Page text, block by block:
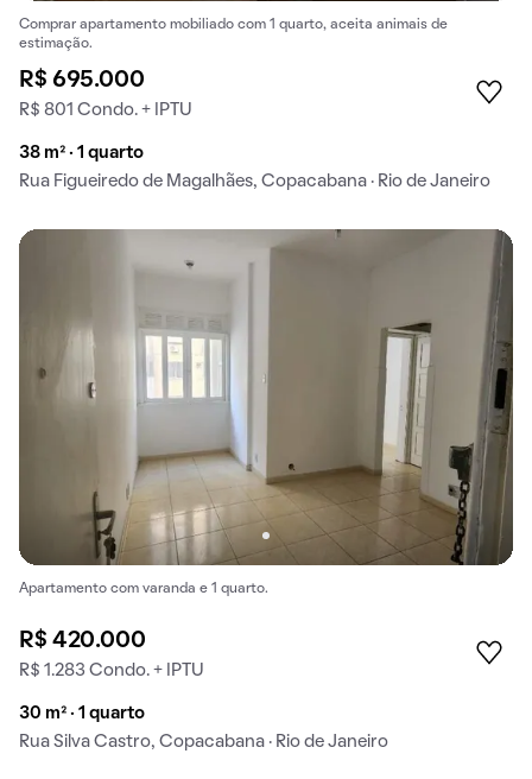
Comprar apartamento mobiliado com 1 quarto, aceita animais de
estimação.
R$ 695.000
R$ 801 Condo. + IPTU
38 m² · 1 quarto
Rua Figueiredo de Magalhães, Copacabana · Rio de Janeiro
Apartamento com varanda e 1 quarto.
R$ 420.000
R$ 1.283 Condo. + IPTU
30 m² · 1 quarto
Rua Silva Castro, Copacabana · Rio de Janeiro